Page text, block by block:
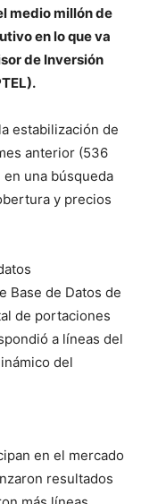
medio millón de
en lo que va
de Inversión
estabilización de
anterior (536
una búsqueda
y precios
Base de Datos de
de portaciones
a líneas del
del
en el mercado
resultados